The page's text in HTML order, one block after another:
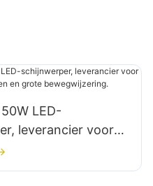
LED-
leverancier voor
en grote